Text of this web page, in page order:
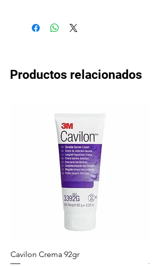
Productos relacionados
Cavilon Crema 92gr